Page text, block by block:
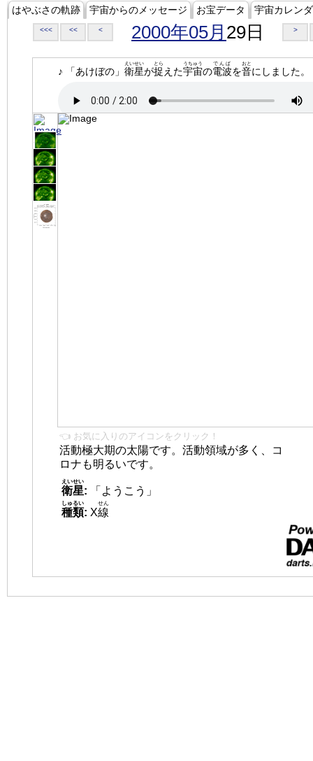
はやぶさの軌跡 宇宙からのメッセージ お宝データ 宇宙カレン
<<< << < 2000年05月 29日 >
♪ 「あけぼの」 衛星
えいせい
が捉
とら
えた宇宙
うちゅう
の電波
でんぱ
を音
おと
にしました。
👈 お気に入りのアイコンをクリック！
活動極大期の太陽です。活動領域が多く、コ
ロナも明るいです。
衛星
えいせい
:
「ようこう」
種類
しゅるい
: X線
せん